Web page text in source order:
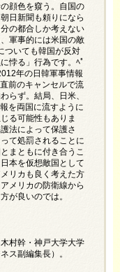
顔色を窺う。自国の
日新聞も頼りになら
の都合しか考えない
軍事的には米国の敵
ついても韓国が反対
悖る」行為です。ﾍﾟ
年の日韓軍事情報
前のキャンセルで流
らず。結局、日米、
を両国に流すように
る可能性もありま
法によって保護さ
て処罰されることに
まともに付き合うこ
本を仮想敵国として
リカも良く考えた方
メリカの防衛線から
が良いのでは。
村幹・神戸大学大学
ス副編集長）。